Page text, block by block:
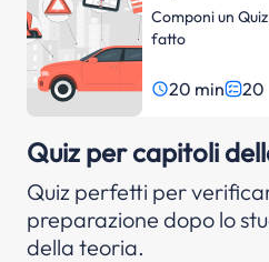
Componi un
fatto
access_time20 min 20
Quiz per capitoli
Quiz perfetti per
preparazione dopo lo
della teoria.